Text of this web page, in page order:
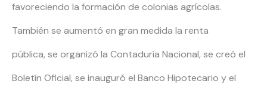
favoreciendo la formación de colonias agrícolas.
También se aumentó en gran medida la renta
pública, se organizó la Contaduría Nacional, se creó el
Boletín Oficial, se inauguró el Banco Hipotecario y el